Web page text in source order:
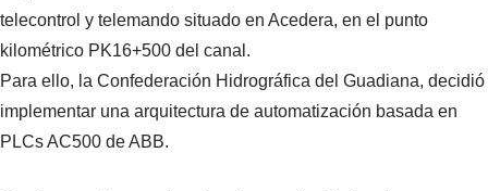
telecontrol y telemando situado en Acedera, en el punto
kilométrico PK16+500 del canal.
Para ello, la Confederación Hidrográfica del Guadiana, decidió
implementar una arquitectura de automatización basada en
PLCs AC500 de ABB.